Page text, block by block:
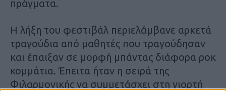
πράγματα.
Η λήξη του φεστιβάλ περιελάμβανε αρκετά
τραγούδια από μαθητές που τραγούδησαν
και έπαιξαν σε μορφή μπάντας διάφορα ροκ
κομμάτια. Έπειτα ήταν η σειρά της
Φιλαρμονικής να συμμετάσχει στη γιορτή